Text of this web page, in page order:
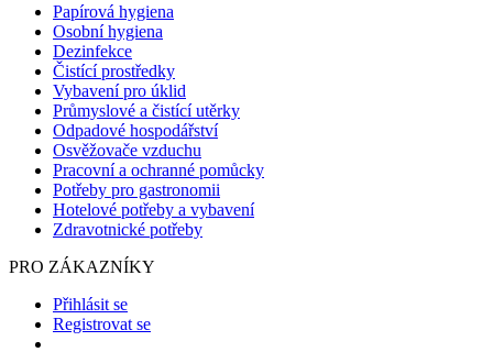
Papírová hygiena
Osobní hygiena
Dezinfekce
Čistící prostředky
Vybavení pro úklid
Průmyslové a čistící utěrky
Odpadové hospodářství
Osvěžovače vzduchu
Pracovní a ochranné pomůcky
Potřeby pro gastronomii
Hotelové potřeby a vybavení
Zdravotnické potřeby
PRO ZÁKAZNÍKY
Přihlásit se
Registrovat se